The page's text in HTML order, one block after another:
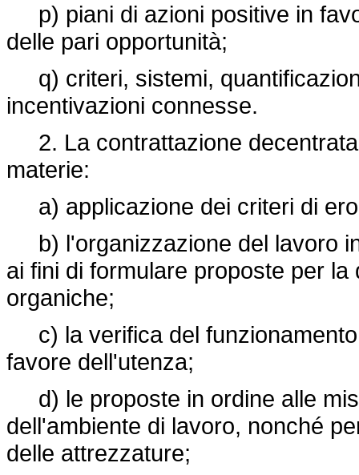
p) piani di azioni positive in
delle pari opportunità;
q) criteri, sistemi,
incentivazioni connesse.
2. La contrattazione
materie:
a) applicazione dei criteri di
b) l'organizzazione del lavoro
ai fini di formulare proposte per
organiche;
c) la verifica del
favore dell'utenza;
d) le proposte in ordine alle
dell'ambiente di lavoro, nonché
delle attrezzature;